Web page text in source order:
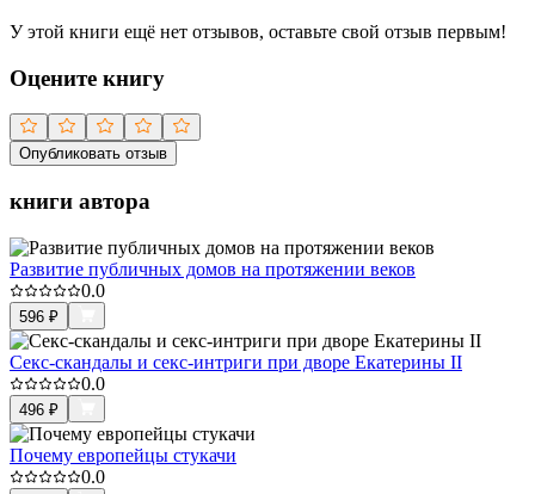
У этой книги ещё нет отзывов, оставьте свой отзыв первым!
Оцените книгу
Опубликовать отзыв
книги автора
Развитие публичных домов на протяжении веков
0.0
596 ₽
Секс-скандалы и секс-интриги при дворе Екатерины II
0.0
496 ₽
Почему европейцы стукачи
0.0